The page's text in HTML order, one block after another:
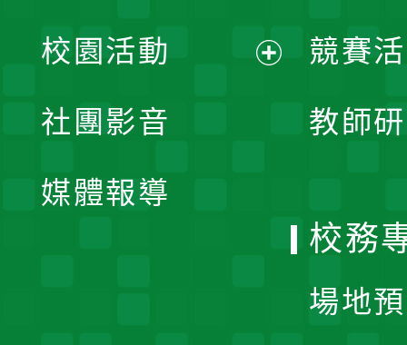
競賽
教師
開
校園活動
社團影音
媒體報導
校務
場地